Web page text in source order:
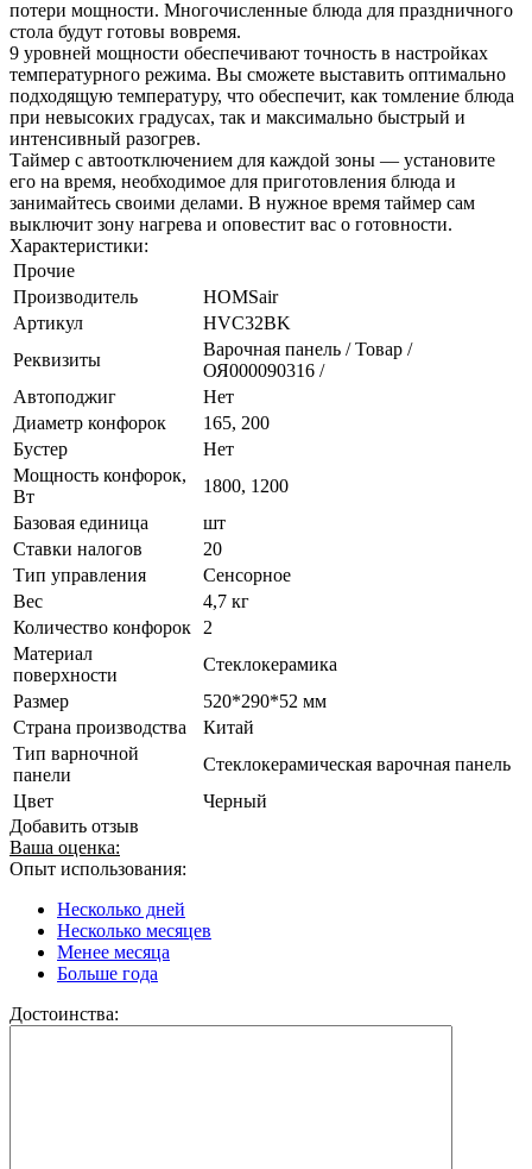
потери мощности. Многочисленные блюда для праздничного
стола будут готовы вовремя.
9 уровней мощности обеспечивают точность в настройках
температурного режима. Вы сможете выставить оптимально
подходящую температуру, что обеспечит, как томление блюда
при невысоких градусах, так и максимально быстрый и
интенсивный разогрев.
Таймер с автоотключением для каждой зоны — установите
его на время, необходимое для приготовления блюда и
занимайтесь своими делами. В нужное время таймер сам
выключит зону нагрева и оповестит вас о готовности.
Характеристики:
Прочие
Производитель
HOMSair
Артикул
HVC32BK
Реквизиты
Варочная панель / Товар /
ОЯ000090316 /
Автоподжиг
Нет
Диаметр конфорок
165, 200
Бустер
Нет
Мощность конфорок,
Вт
1800, 1200
Базовая единица
шт
Ставки налогов
20
Тип управления
Сенсорное
Вес
4,7 кг
Количество конфорок
2
Материал
поверхности
Стеклокерамика
Размер
520*290*52 мм
Страна производства
Китай
Тип варночной
панели
Стеклокерамическая варочная панель
Цвет
Черный
Добавить отзыв
Ваша оценка:
Опыт использования:
Несколько дней
Несколько месяцев
Менее месяца
Больше года
Достоинства: